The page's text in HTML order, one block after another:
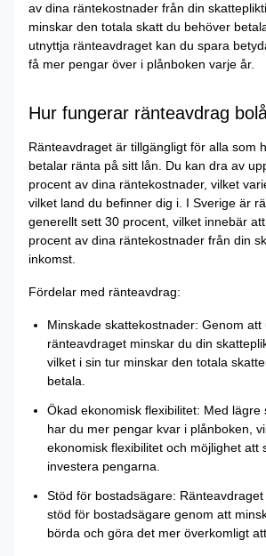
av dina räntekostnader från din
minskar den totala skatt du behöver
utnyttja ränteavdraget kan du spara
få mer pengar över i plånboken varje år.
Hur fungerar ränteavdrag
Ränteavdraget är tillgängligt för alla som
betalar ränta på sitt lån. Du kan dra av
procent av dina räntekostnader, vilket
vilket land du befinner dig i. I Sverige är
generellt sett 30 procent, vilket innebär
procent av dina räntekostnader från din
inkomst.
Fördelar med ränteavdrag:
Minskade skattekostnader: Genom att
ränteavdraget minskar du din
vilket i sin tur minskar den totala
betala.
Ökad ekonomisk flexibilitet: Med lägre
har du mer pengar kvar i plånboken,
ekonomisk flexibilitet och möjlighet att
investera pengarna.
Stöd för bostadsägare:
stöd för bostadsägare genom att
börda och göra det mer överkomligt